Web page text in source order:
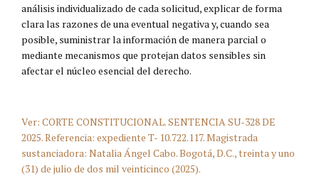
análisis individualizado de cada solicitud, explicar de forma
clara las razones de una eventual negativa y, cuando sea
posible, suministrar la información de manera parcial o
mediante mecanismos que protejan datos sensibles sin
afectar el núcleo esencial del derecho.
Ver: CORTE CONSTITUCIONAL. SENTENCIA SU-328 DE
2025. Referencia: expediente T- 10.722.117. Magistrada
sustanciadora: Natalia Ángel Cabo. Bogotá, D.C., treinta y uno
(31) de julio de dos mil veinticinco (2025).